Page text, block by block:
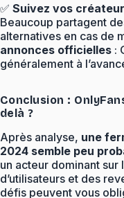
✅ Suivez vos
Beaucoup partagent
alternatives en cas de
annonces officielles :
généralement à
Conclusion :
delà ?
Après analyse, une
2024 semble peu
un acteur dominant
d’utilisateurs et des
défis peuvent vous